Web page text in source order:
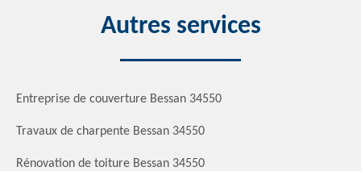
Autres services
Entreprise de couverture Bessan 34550
Travaux de charpente Bessan 34550
Rénovation de toiture Bessan 34550